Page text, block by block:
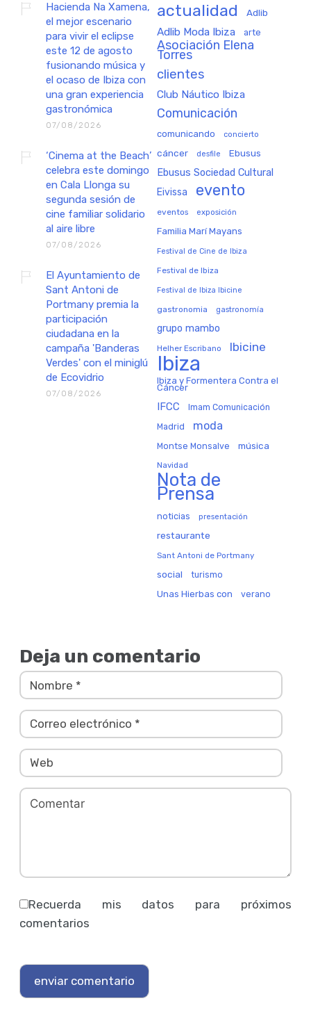
Hacienda Na Xamena,
el mejor escenario
para vivir el eclipse
este 12 de agosto
fusionando música y
el ocaso de Ibiza con
una gran experiencia
gastronómica
07/08/2026
‘Cinema at the Beach’
celebra este domingo
en Cala Llonga su
segunda sesión de
cine familiar solidario
al aire libre
07/08/2026
El Ayuntamiento de
Sant Antoni de
Portmany premia la
participación
ciudadana en la
campaña 'Banderas
Verdes' con el miniglú
de Ecovidrio
07/08/2026
actualidad Adlib
Adlib Moda Ibiza arte
Asociación Elena
Torres
clientes
Club Náutico Ibiza
Comunicación
comunicando concierto
cáncer desfile Ebusus
Ebusus Sociedad Cultural
Eivissa evento
eventos exposición
Familia Marí Mayans
Festival de Cine de Ibiza
Festival de Ibiza
Festival de Ibiza Ibicine
gastronomia gastronomía
grupo mambo
Helher Escribano Ibicine
Ibiza
Ibiza y Formentera Contra el
Cáncer
IFCC Imam Comunicación
Madrid moda
Montse Monsalve música
Navidad
Nota de
Prensa
noticias presentación
restaurante
Sant Antoni de Portmany
social turismo
Unas Hierbas con verano
Deja un comentario
Recuerda mis datos para próximos
comentarios